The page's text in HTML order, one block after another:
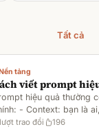
Tất cả
Nền tảng
viết prompt
hiệu quả thường
- Context: bạn là
[1][2][6] - Task: muốn
lượt trao đổi 196